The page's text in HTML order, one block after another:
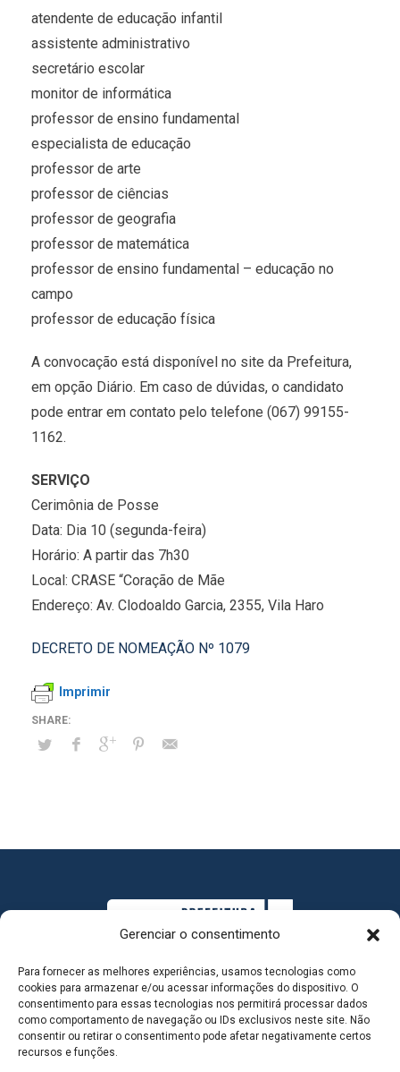
Gerenciar o consentimento
Para fornecer as melhores experiências, usamos tecnologias como
cookies para armazenar e/ou acessar informações do dispositivo. O
consentimento para essas tecnologias nos permitirá processar dados
como comportamento de navegação ou IDs exclusivos neste site. Não
consentir ou retirar o consentimento pode afetar negativamente certos
recursos e funções.
atendente de educação infantil
assistente administrativo
secretário escolar
monitor de informática
professor de ensino fundamental
especialista de educação
professor de arte
professor de ciências
professor de geografia
professor de matemática
professor de ensino fundamental – educação no
campo
professor de educação física
A convocação está disponível no site da Prefeitura,
em opção Diário. Em caso de dúvidas, o candidato
pode entrar em contato pelo telefone (067) 99155-
1162.
SERVIÇO
Cerimônia de Posse
Data: Dia 10 (segunda-feira)
Horário: A partir das 7h30
Local: CRASE “Coração de Mãe
Endereço: Av. Clodoaldo Garcia, 2355, Vila Haro
DECRETO DE NOMEAÇÃO Nº 1079
Imprimir
MAPA DO SITE